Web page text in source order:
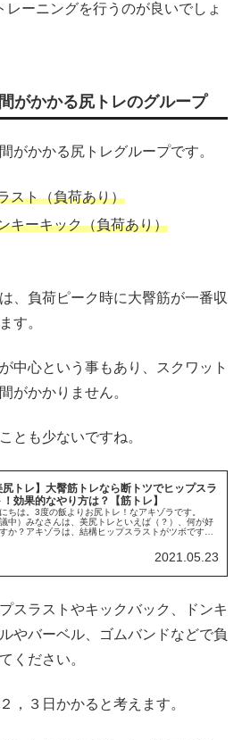
ーニングを行うのが良いでしょ
がかかる尻トレのグループ
がかかる尻トレグループです。
スト（負荷あり）
キーキック（負荷あり）
、負荷ピーク時に大臀筋が一番収
す。
中心という事もあり、スクワット
がかかりません。
とも少ないですね。
尻トレ】大臀筋トレなら断トツでヒップスラ
！効果的なやり方は？【筋トレ】
ちは。3度の飯よりお尻トレ！なアキゾラです。
議中）みなさんは、美尻トレといえば（？）、何が好
か？アキゾラは、結構ヒップスラストがツボです！
2021.05.23
スラストやキックバック、ドンキ
やバーベル、ゴムバンドなどで負
ください。
，３日かかると考えます。